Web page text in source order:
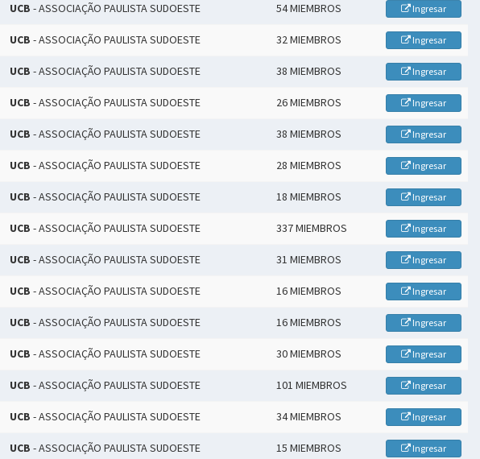
UCB - ASSOCIAÇÃO PAULISTA SUDOESTE 54 MIEMBROS Ingresar
UCB - ASSOCIAÇÃO PAULISTA SUDOESTE 32 MIEMBROS Ingresar
UCB - ASSOCIAÇÃO PAULISTA SUDOESTE 38 MIEMBROS Ingresar
UCB - ASSOCIAÇÃO PAULISTA SUDOESTE 26 MIEMBROS Ingresar
UCB - ASSOCIAÇÃO PAULISTA SUDOESTE 38 MIEMBROS Ingresar
UCB - ASSOCIAÇÃO PAULISTA SUDOESTE 28 MIEMBROS Ingresar
UCB - ASSOCIAÇÃO PAULISTA SUDOESTE 18 MIEMBROS Ingresar
UCB - ASSOCIAÇÃO PAULISTA SUDOESTE 337 MIEMBROS Ingresar
UCB - ASSOCIAÇÃO PAULISTA SUDOESTE 31 MIEMBROS Ingresar
UCB - ASSOCIAÇÃO PAULISTA SUDOESTE 16 MIEMBROS Ingresar
UCB - ASSOCIAÇÃO PAULISTA SUDOESTE 16 MIEMBROS Ingresar
UCB - ASSOCIAÇÃO PAULISTA SUDOESTE 30 MIEMBROS Ingresar
UCB - ASSOCIAÇÃO PAULISTA SUDOESTE 101 MIEMBROS Ingresar
UCB - ASSOCIAÇÃO PAULISTA SUDOESTE 34 MIEMBROS Ingresar
UCB - ASSOCIAÇÃO PAULISTA SUDOESTE 15 MIEMBROS Ingresar